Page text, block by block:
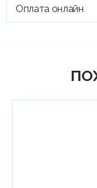
Оплата онлайн